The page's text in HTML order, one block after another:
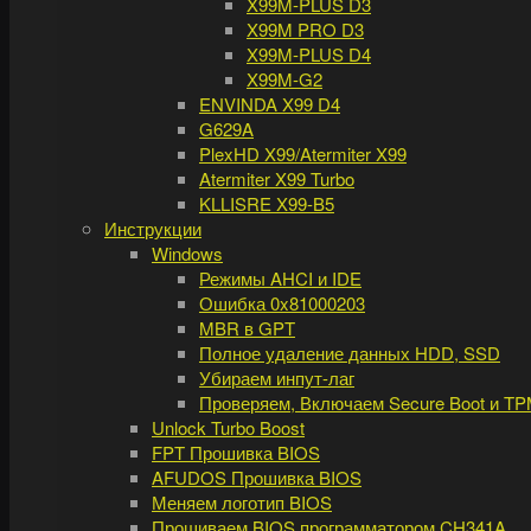
X99M PRO D3
X99M-PLUS D4
X99M-G2
ENVINDA X99 D4
G629A
PlexHD X99/Atermiter X99
Atermiter X99 Turbo
KLLISRE X99-B5
Инструкции
Windows
Режимы AHCI и IDE
Ошибка 0x81000203
MBR в GPT
Полное удаление данных HDD, SSD
Убираем инпут-лаг
Проверяем, Включаем Secure Boot и
Unlock Turbo Boost
FPT Прошивка BIOS
AFUDOS Прошивка BIOS
Меняем логотип BIOS